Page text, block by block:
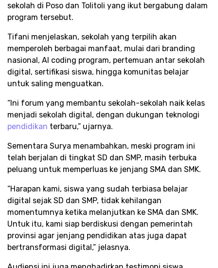
sekolah di Poso dan Tolitoli yang ikut bergabung dalam
program tersebut.
Tifani menjelaskan, sekolah yang terpilih akan
memperoleh berbagai manfaat, mulai dari branding
nasional, AI coding program, pertemuan antar sekolah
digital, sertifikasi siswa, hingga komunitas belajar
untuk saling menguatkan.
“Ini forum yang membantu sekolah-sekolah naik kelas
menjadi sekolah digital, dengan dukungan teknologi
pendidikan terbaru,” ujarnya.
Sementara Surya menambahkan, meski program ini
telah berjalan di tingkat SD dan SMP, masih terbuka
peluang untuk memperluas ke jenjang SMA dan SMK.
“Harapan kami, siswa yang sudah terbiasa belajar
digital sejak SD dan SMP, tidak kehilangan
momentumnya ketika melanjutkan ke SMA dan SMK.
Untuk itu, kami siap berdiskusi dengan pemerintah
provinsi agar jenjang pendidikan atas juga dapat
bertransformasi digital,” jelasnya.